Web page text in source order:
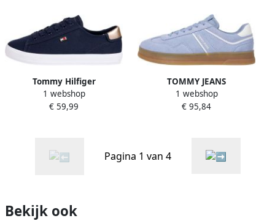
bandjessandaal met
verstelbare gesp
Tommy Hilfiger
Plateausneakers VULC
CANVAS LACE UP SNEAKER
1 webshop
€ 59,99
TOMMY JEANS
Plateausneakers THE
GREENWICH SUEDE
1 webshop
€ 95,84
Pagina 1 van 4
Bekijk ook